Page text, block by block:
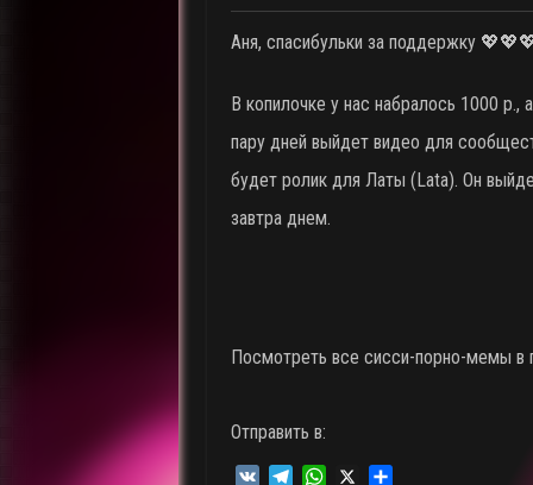
Аня, спасибульки за поддержку
В копилочке у нас набралось 1000 р.,
пару дней выйдет видео для
будет ролик для Латы (Lata). Он
завтра днем.
Посмотреть все сисси-порно-мемы в
Отправить в: